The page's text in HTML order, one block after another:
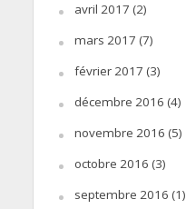
avril 2017 (2)
mars 2017 (7)
février 2017 (3)
décembre 2016 (4)
novembre 2016 (5)
octobre 2016 (3)
septembre 2016 (1)